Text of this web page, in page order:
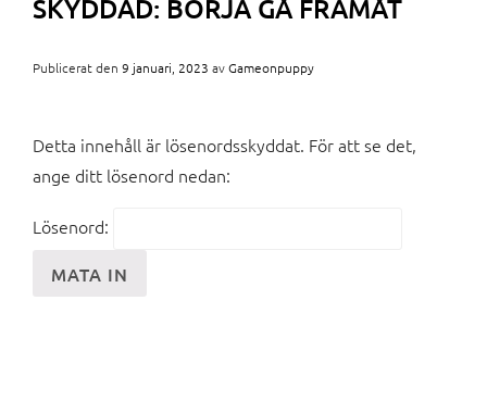
SKYDDAD: BÖRJA GÅ FRAMÅT
Publicerat den 9 januari, 2023 avGameonpuppy
Detta innehåll är lösenordsskyddat. För att se det,
ange ditt lösenord nedan:
Lösenord: